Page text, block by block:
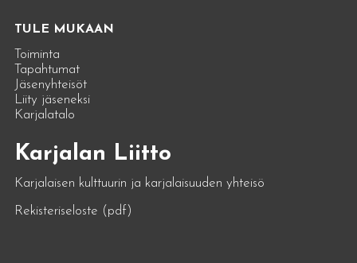
TULE MUKAAN
Toiminta
Tapahtumat
Jäsenyhteisöt
Liity jäseneksi
Karjalatalo
Karjalan Liitto
Karjalaisen kulttuurin ja karjalaisuuden yhteisö
Rekisteriseloste (pdf)